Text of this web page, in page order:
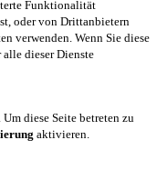
Funktionalität
oder von Drittanbietern
verwenden. Wenn Sie diese
dieser Dienste
diese Seite betreten zu
aktivieren.